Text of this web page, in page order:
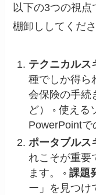
以下の3つの視
棚卸ししてくださ
テクニカルス
種でしか得ら
会保険の手続
ど） ◦ 使える
PowerPointで
ポータブルス
れこそが重要
ます。 ◦課題
ー」を見つけ